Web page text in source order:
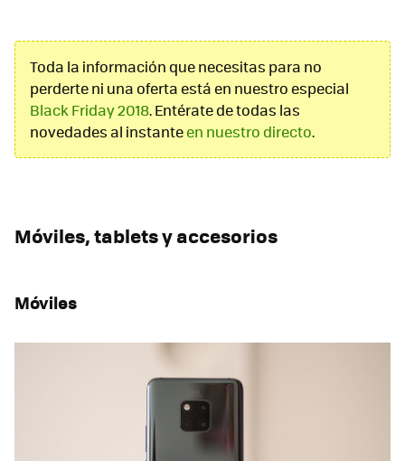
Toda la información que necesitas para no
perderte ni una oferta está en nuestro especial
Black Friday 2018. Entérate de todas las
novedades al instanteen nuestro directo.
Móviles, tablets y accesorios
Móviles